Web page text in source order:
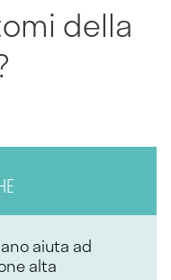
della
aiuta ad
alta